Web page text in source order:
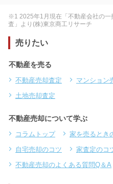
※1 2025年1月現在「不動産会社の一
査」より(株)東京商工リサーチ
売りたい
不動産を売る
不動産売却査定 マンション
土地売却査定
不動産売却について学ぶ
コラムトップ 家を売るとき
自宅売却のコツ
家査定のコ
不動産売却のよくある質問Q＆A